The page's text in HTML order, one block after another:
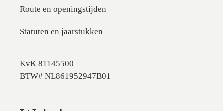
Route en openingstijden
Statuten en jaarstukken
KvK 81145500
BTW# NL861952947B01